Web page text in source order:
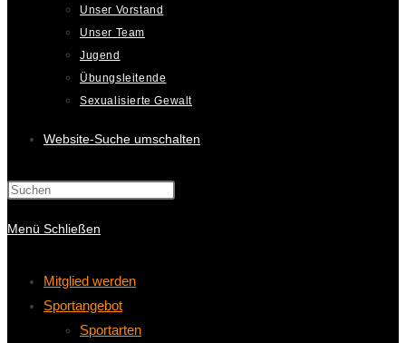
Unser Vorstand
Unser Team
Jugend
Übungsleitende
Sexualisierte Gewalt
Website-Suche umschalten
Menü Schließen
Mitglied werden
Sportangebot
Sportarten